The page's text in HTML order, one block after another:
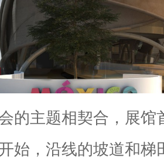
的主题相契合，展馆
始，沿线的坡道和梯